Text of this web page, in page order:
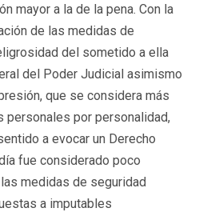
mayor a la de la pena. Con la
de las medidas de
del sometido a ella
del Poder Judicial asimismo
que se considera más
personales por personalidad,
a evocar un Derecho
fue considerado poco
medidas de seguridad
a imputables